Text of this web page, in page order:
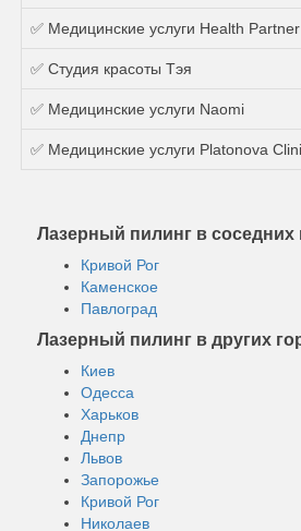
✅ Медицинские услуги Health Partner
✅ Студия красоты Тэя
✅ Медицинские услуги Naomi
✅ Медицинские услуги Platonova
Лазерный пилинг в соседних
Кривой Рог
Каменское
Павлоград
Лазерный пилинг в других
Киев
Одесса
Харьков
Днепр
Львов
Запорожье
Кривой Рог
Николаев